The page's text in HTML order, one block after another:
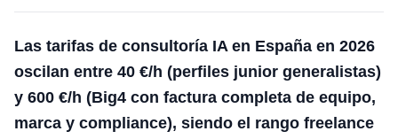
Las tarifas de consultoría IA en España en 2026
oscilan entre 40 €/h (perfiles junior generalistas)
y 600 €/h (Big4 con factura completa de equipo,
marca y compliance), siendo el rango freelance